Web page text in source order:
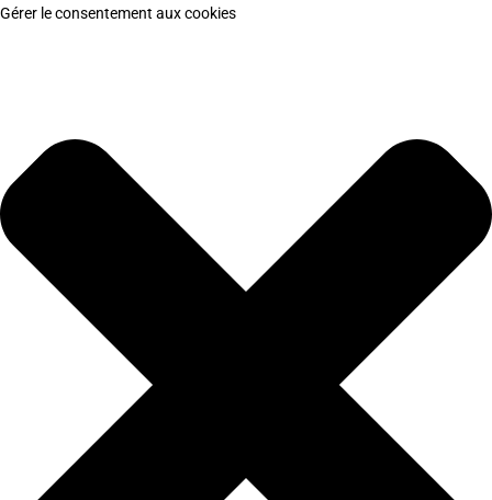
Gérer le consentement aux cookies